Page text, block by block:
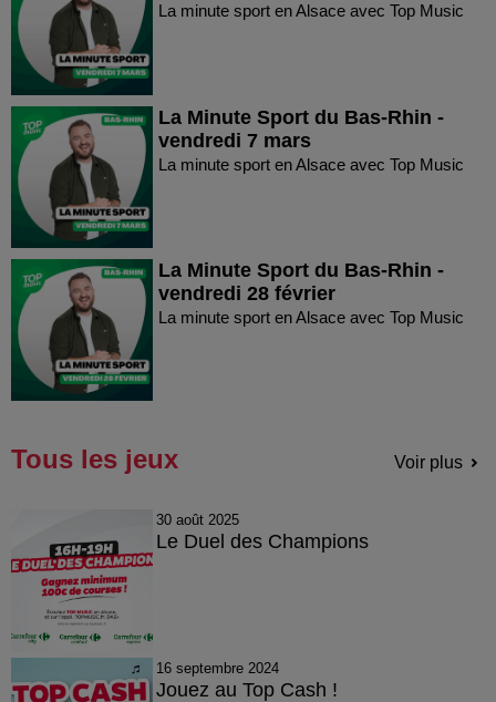
La minute sport en Alsace avec Top Music
La Minute Sport du Bas-Rhin -
vendredi 7 mars
La minute sport en Alsace avec Top Music
La Minute Sport du Bas-Rhin -
vendredi 28 février
La minute sport en Alsace avec Top Music
Tous les jeux Voir plus
30 août 2025
Le Duel des Champions
16 septembre 2024
Jouez au Top Cash !